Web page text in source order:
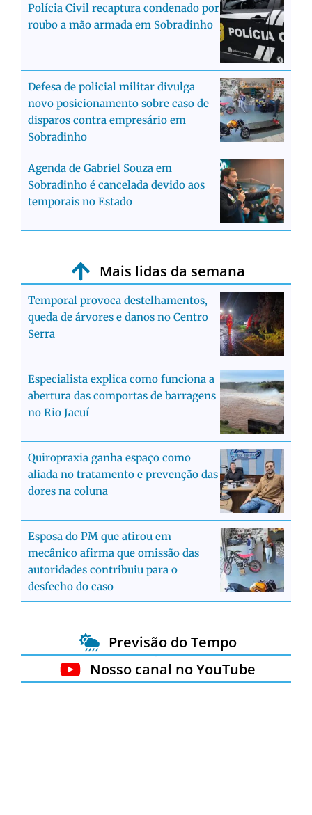
Polícia Civil recaptura condenado por
roubo a mão armada em Sobradinho
Defesa de policial militar divulga
novo posicionamento sobre caso de
disparos contra empresário em
Sobradinho
Agenda de Gabriel Souza em
Sobradinho é cancelada devido aos
temporais no Estado
Mais lidas da semana
Temporal provoca destelhamentos,
queda de árvores e danos no Centro
Serra
Especialista explica como funciona a
abertura das comportas de barragens
no Rio Jacuí
Quiropraxia ganha espaço como
aliada no tratamento e prevenção das
dores na coluna
Esposa do PM que atirou em
mecânico afirma que omissão das
autoridades contribuiu para o
desfecho do caso
Previsão do Tempo
Nosso canal no YouTube